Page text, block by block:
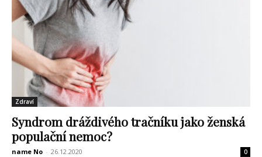
Zdraví
Syndrom dráždivého tračníku jako ženská
populační nemoc?
name No - 26.12.2020 0